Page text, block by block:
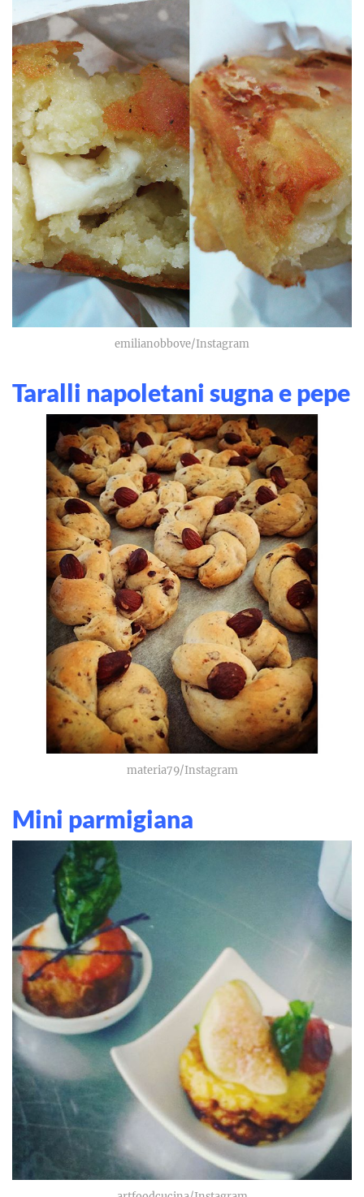
emilianobbove/Instagram
Taralli napoletani sugna e pepe
materia79/Instagram
Mini parmigiana